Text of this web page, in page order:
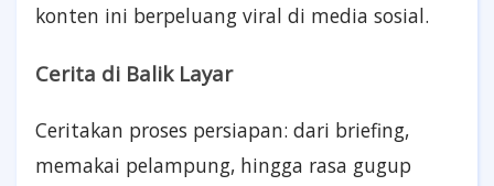
konten ini berpeluang viral di media sosial.
Cerita di Balik Layar
Ceritakan proses persiapan: dari briefing,
memakai pelampung, hingga rasa gugup